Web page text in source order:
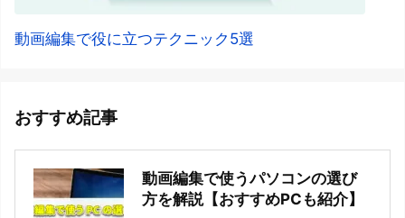
動画編集で役に立つテクニック5選
おすすめ記事
動画編集で使うパソコンの選び
方を解説【おすすめPCも紹介】